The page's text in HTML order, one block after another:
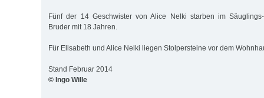
Fünf der 14 Geschwister von Alice Nelki starben im
Bruder mit 18 Jahren.
Für Elisabeth und Alice Nelki liegen Stolpersteine vor dem
Stand Februar 2014
© Ingo Wille